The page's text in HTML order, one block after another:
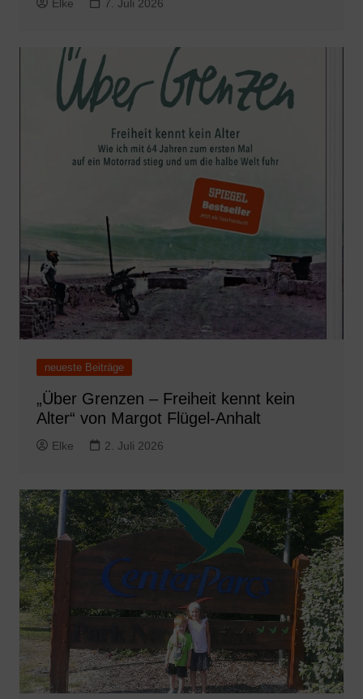
Elke 7. Juli 2026
neueste Beiträge
„Über Grenzen – Freiheit kennt kein
Alter“ von Margot Flügel-Anhalt
Elke 2. Juli 2026